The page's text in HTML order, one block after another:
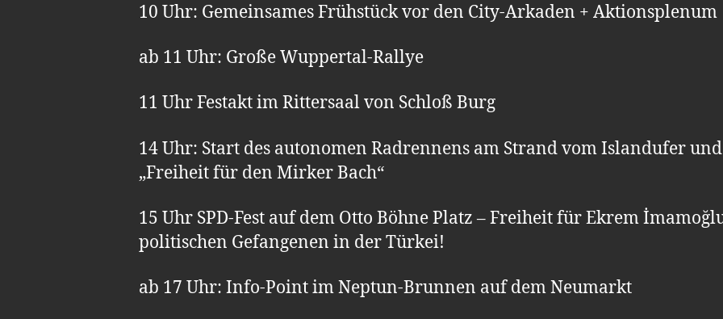
10 Uhr: Gemeinsames Frühstück vor den City-Arkaden + Aktionsplenum
ab 11 Uhr: Große Wuppertal-Rallye
11 Uhr Festakt im Rittersaal von Schloß Burg
14 Uhr: Start des autonomen Radrennens am Strand vom Islandufer
„Freiheit für den Mirker Bach“
15 Uhr SPD-Fest auf dem Otto Böhne Platz – Freiheit für Ekrem
politischen Gefangenen in der Türkei!
ab 17 Uhr: Info-Point im Neptun-Brunnen auf dem Neumarkt